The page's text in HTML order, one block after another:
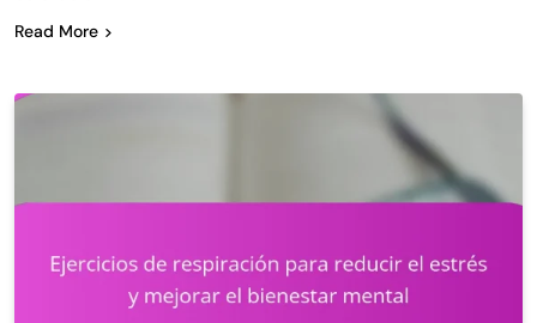
Read More